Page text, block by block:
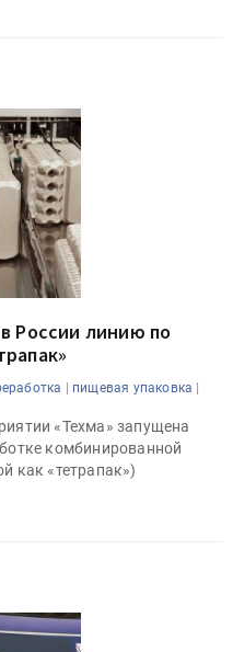
России линию по
| пищевая упаковка |
«Техма» запущена
комбинированной
как «тетрапак»)